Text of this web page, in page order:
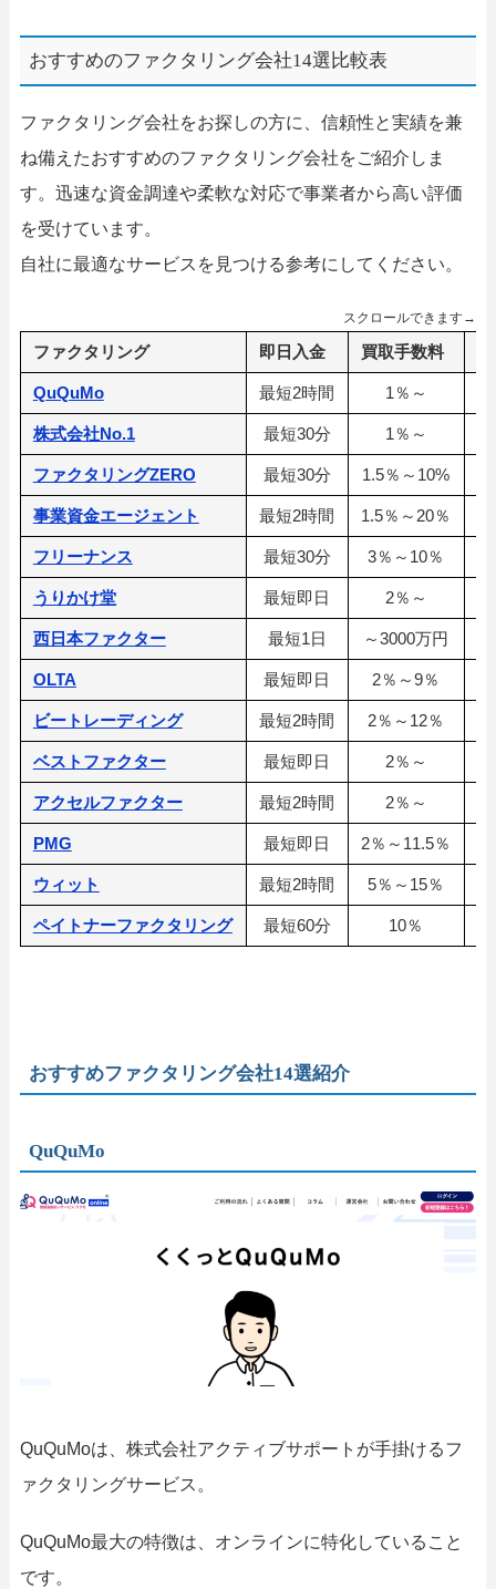
おすすめのファクタリング会社14選比較表
ファクタリング会社をお探しの方に、信頼性と実績を兼
ね備えたおすすめのファクタリング会社をご紹介しま
す。迅速な資金調達や柔軟な対応で事業者から高い評価
を受けています。
自社に最適なサービスを見つける参考にしてください。
スクロールできます→
ファクタリング 即日入金 買取手数料
QuQuMo 最短2時間 1％～
株式会社No.1 最短30分 1％～
ファクタリングZERO 最短30分 1.5％～10%
事業資金エージェント 最短2時間 1.5％～20％
フリーナンス 最短30分 3％～10％
うりかけ堂 最短即日 2％～
西日本ファクター 最短1日 ～3000万円
OLTA 最短即日 2％～9％
ビートレーディング 最短2時間 2％～12％
ベストファクター 最短即日 2％～
アクセルファクター 最短2時間 2％～
PMG 最短即日 2％～11.5％
ウィット 最短2時間 5％～15％
ペイトナーファクタリング 最短60分 10％
おすすめファクタリング会社14選紹介
QuQuMo
QuQuMoは、株式会社アクティブサポートが手掛けるフ
ァクタリングサービス。
QuQuMo最大の特徴は、オンラインに特化していること
です。